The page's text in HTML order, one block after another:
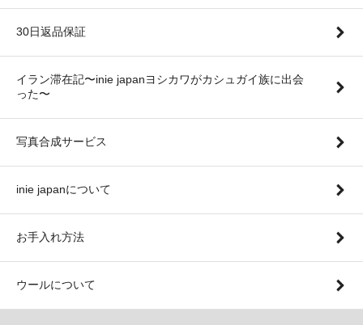
30日返品保証
イラン滞在記〜inie japanヨシカワがカシュガイ族に出会
った〜
写真合成サービス
inie japanについて
お手入れ方法
ウールについて